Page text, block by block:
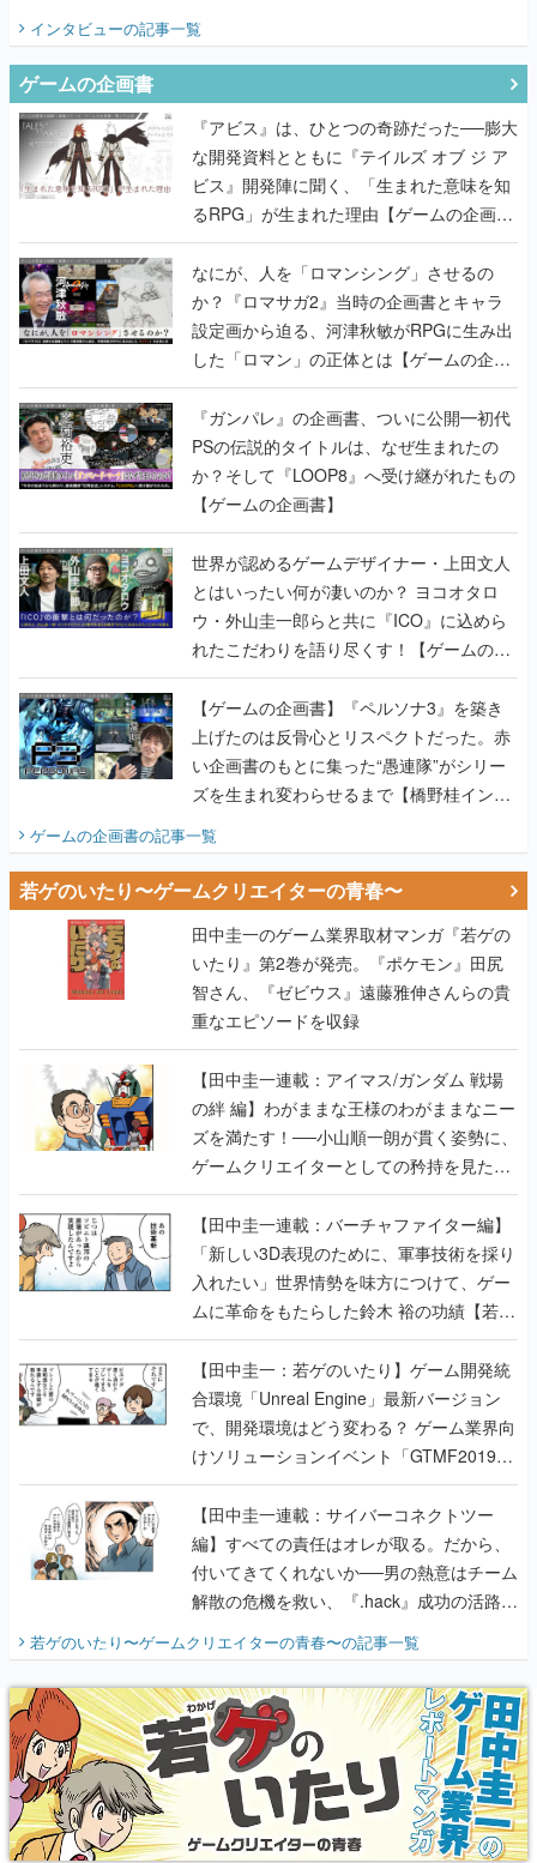
てみた
インタビューの記事一覧
ゲームの企画書
『アビス』は、ひとつの奇跡だった──膨大
な開発資料とともに『テイルズ オブ ジ ア
ビス』開発陣に聞く、「生まれた意味を知
るRPG」が生まれた理由【ゲームの企画
書】
なにが、人を「ロマンシング」させるの
か？『ロマサガ2』当時の企画書とキャラ
設定画から迫る、河津秋敏がRPGに生み出
した「ロマン」の正体とは【ゲームの企画
書】
『ガンパレ』の企画書、ついに公開━初代
PSの伝説的タイトルは、なぜ生まれたの
か？そして『LOOP8』へ受け継がれたもの
【ゲームの企画書】
世界が認めるゲームデザイナー・上田文人
とはいったい何が凄いのか？ ヨコオタロ
ウ・外山圭一郎らと共に『ICO』に込めら
れたこだわりを語り尽くす！【ゲームの企
画書】
【ゲームの企画書】『ペルソナ3』を築き
上げたのは反骨心とリスペクトだった。赤
い企画書のもとに集った“愚連隊”がシリー
ズを生まれ変わらせるまで【橋野桂インタ
ビュー】
ゲームの企画書の記事一覧
若ゲのいたり〜ゲームクリエイターの青春〜
田中圭一のゲーム業界取材マンガ『若ゲの
いたり』第2巻が発売。『ポケモン』田尻
智さん、『ゼビウス』遠藤雅伸さんらの貴
重なエピソードを収録
【田中圭一連載：アイマス/ガンダム 戦場
の絆 編】わがままな王様のわがままなニー
ズを満たす！──小山順一朗が貫く姿勢に、
ゲームクリエイターとしての矜持を見た
【若ゲのいたり最終回】
【田中圭一連載：バーチャファイター編】
「新しい3D表現のために、軍事技術を採り
入れたい」世界情勢を味方につけて、ゲー
ムに革命をもたらした鈴木 裕の功績【若ゲ
のいたり】
【田中圭一：若ゲのいたり】ゲーム開発統
合環境「Unreal Engine」最新バージョン
で、開発環境はどう変わる？ ゲーム業界向
けソリューションイベント「GTMF2019」
に行って、より理解を深めよう【PR】
【田中圭一連載：サイバーコネクトツー
編】すべての責任はオレが取る。だから、
付いてきてくれないか──男の熱意はチーム
解散の危機を救い、『.hack』成功の活路を
開く。業界の快男児・松山 洋に流れる血は
『少年ジャンプ』色だった【若ゲのいた
り】
若ゲのいたり〜ゲームクリエイターの青春〜の記事一覧